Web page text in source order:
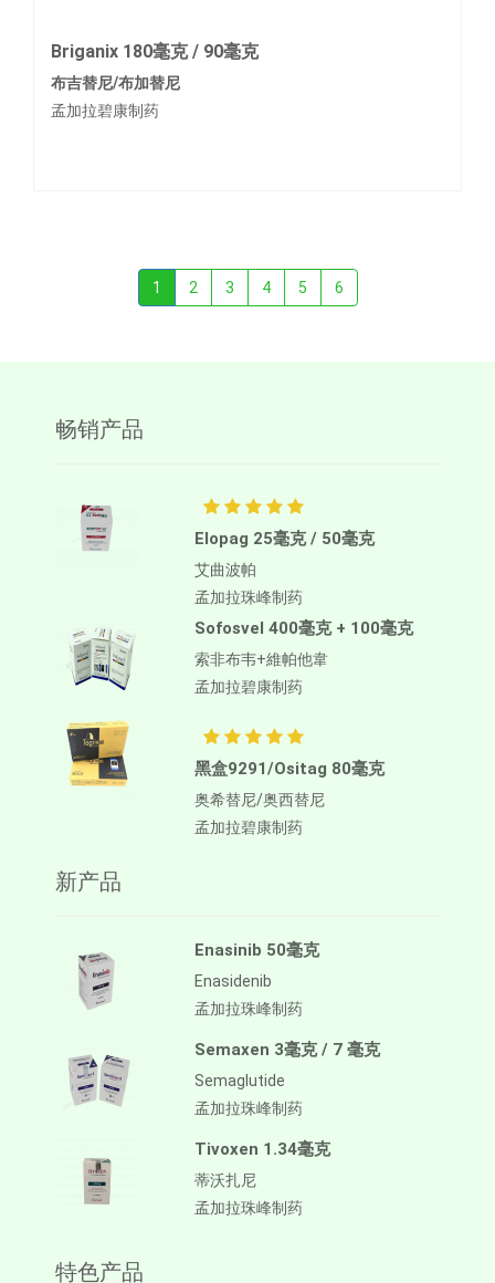
Briganix 180毫克 / 90毫克
布吉替尼/布加替尼
孟加拉碧康制药
1 2 3 4 5 6
畅销产品
Elopag 25毫克 / 50毫克
艾曲波帕
孟加拉珠峰制药
Sofosvel 400毫克 + 100毫克
索非布韦+維帕他韋
孟加拉碧康制药
黑盒9291/Ositag 80毫克
奥希替尼/奥西替尼
孟加拉碧康制药
新产品
Enasinib 50毫克
Enasidenib
孟加拉珠峰制药
Semaxen 3毫克 / 7 毫克
Semaglutide
孟加拉珠峰制药
Tivoxen 1.34毫克
蒂沃扎尼
孟加拉珠峰制药
特色产品